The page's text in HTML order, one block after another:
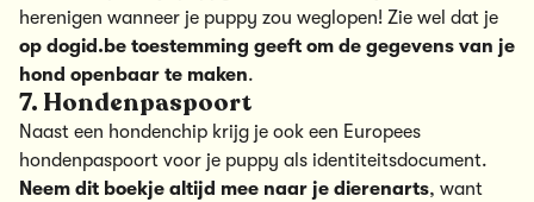
herenigen wanneer je puppy zou weglopen! Zie wel dat je
op dogid.be toestemming geeft om de gegevens van je
hond openbaar te maken.
7. Hondenpaspoort
Naast een hondenchip krijg je ook een Europees
hondenpaspoort voor je puppy als identiteitsdocument.
Neem dit boekje altijd mee naar je dierenarts, want